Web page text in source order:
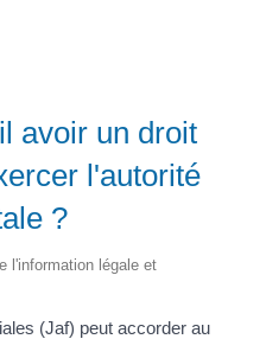
avoir un droit
l'autorité
?
l'information légale et
(Jaf) peut accorder au